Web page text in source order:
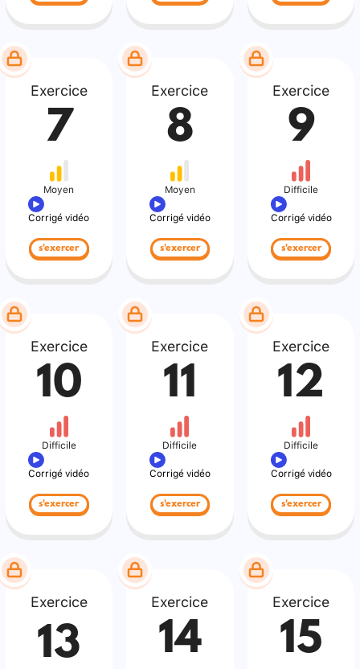
Exercice
7
Moyen
Corrigé vidéo
s'exercer
Exercice
8
Moyen
Corrigé vidéo
s'exercer
Exercice
9
Difficile
Corrigé vidéo
s'exercer
Exercice
10
Difficile
Corrigé vidéo
s'exercer
Exercice
11
Difficile
Corrigé vidéo
s'exercer
Exercice
12
Difficile
Corrigé vidéo
s'exercer
Exercice
13
Exercice
14
Exercice
15